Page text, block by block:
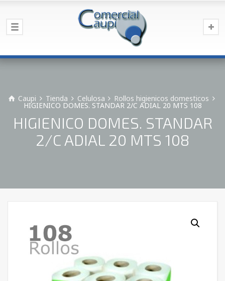
Caupi Tienda Celulosa Rollos higienicos domesticos
HIGIENICO DOMES. STANDAR 2/C ADIAL 20 MTS 108
HIGIENICO DOMES. STANDAR
2/C ADIAL 20 MTS 108